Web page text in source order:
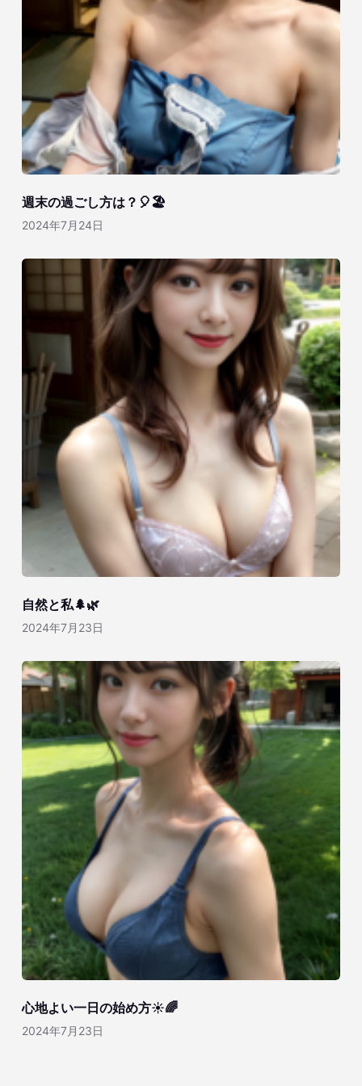
週末の過ごし方は？🎈🏖️
2024年7月24日
自然と私🌲🌿
2024年7月23日
心地よい一日の始め方☀️🌈
2024年7月23日